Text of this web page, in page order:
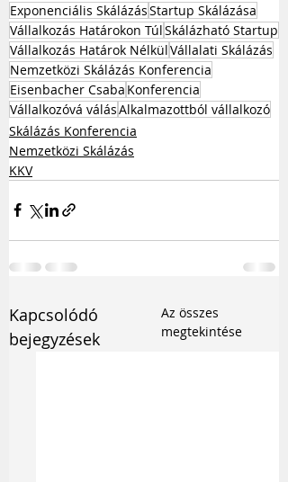
Exponenciális SkálázásStartup Skálázása
Vállalkozás Határokon TúlSkálázható Startup
Vállalkozás Határok NélkülVállalati Skálázás
Nemzetközi Skálázás Konferencia
Eisenbacher Csaba Konferencia
Vállalkozóvá válásAlkalmazottból vállalkozó
Skálázás Konferencia
Nemzetközi Skálázás
KKV
Kapcsolódó
bejegyzések
Az összes
megtekintése